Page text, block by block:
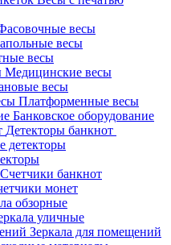
весы
весы
весы
Медицинские весы
весы
Платформенные весы
Банковское оборудование
Детекторы банкнот
детекторы
Счетчики банкнот
монет
обзорные
уличные
Зеркала для помещений